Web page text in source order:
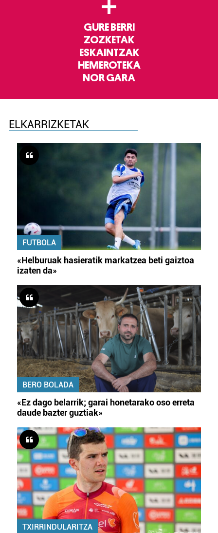
GURE BERRI
ZOZKETAK
ESKAINTZAK
HEMEROTEKA
NOR GARA
ELKARRIZKETAK
FUTBOLA
«Helburuak hasieratik markatzea beti gaiztoa
izaten da»
BERO BOLADA
«Ez dago belarrik; garai honetarako oso erreta
daude bazter guztiak»
TXIRRINDULARITZA